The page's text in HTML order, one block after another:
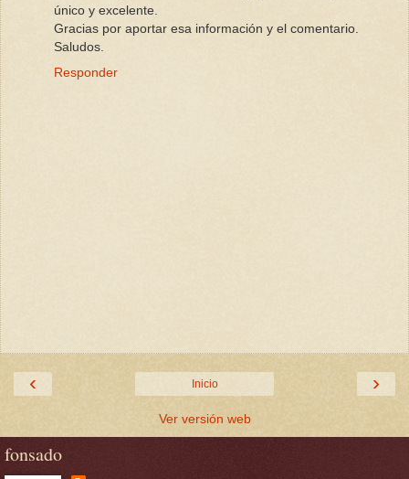
único y excelente.
Gracias por aportar esa información y el comentario.
Saludos.
Responder
‹ ›
Inicio
Ver versión web
fonsado